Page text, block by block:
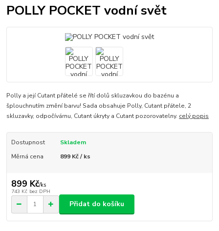
POLLY POCKET vodní svět
Polly a její Cutant přátelé se řítí dolů skluzavkou do bazénu a
šplouchnutím změní barvu! Sada obsahuje Polly, Cutant přátele, 2
skluzavky, odpočívárnu, Cutant úkryty a Cutant pozorovatelny. celý popis
Dostupnost
Skladem
Měrná cena
899 Kč / ks
899 Kč/ks
743 Kč bez DPH
Přidat do košíku